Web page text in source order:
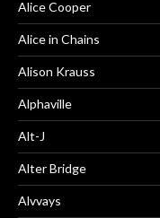
Alice Cooper
Alice in Chains
Alison Krauss
Alphaville
Alt-J
Alter Bridge
Alvvays